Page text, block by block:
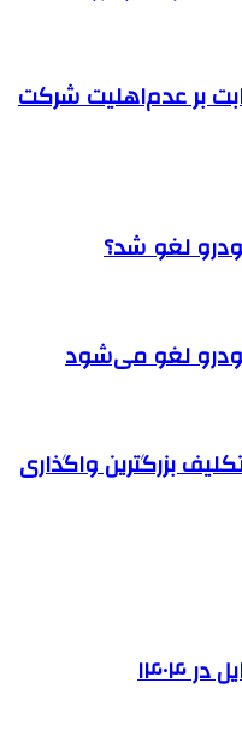
بر عدم‌اهلیت شرکت
لغو شد؟
لغو می‌شود
تکلیف بزرگترین واگذاری
۱۴۰۴